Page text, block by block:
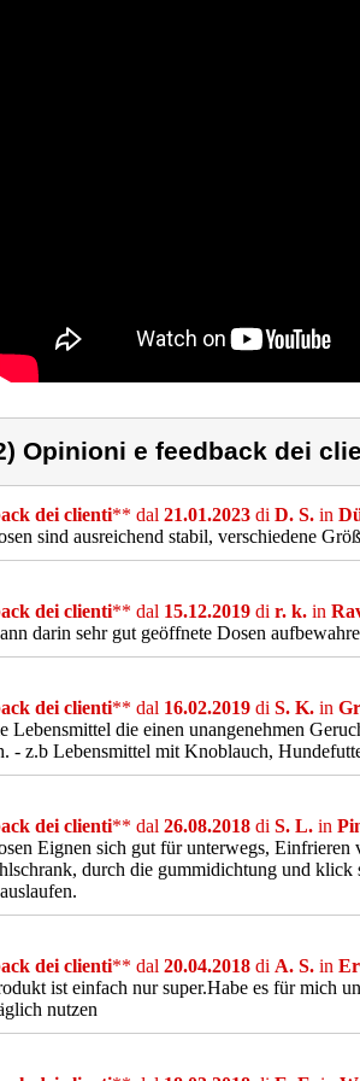
Opinioni e feedback dei
dei clienti** dal 21.01.2023 di D. S. in
sind ausreichend stabil, verschiedene
dei clienti** dal 15.12.2019 di r. k. in
darin sehr gut geöffnete Dosen
dei clienti** dal 16.02.2019 di S. K. in
Lebensmittel die einen unangenehmen
- z.b Lebensmittel mit Knoblauch,
dei clienti** dal 26.08.2018 di S. L. in
Eignen sich gut für unterwegs,
durch die gummidichtung und klick
dei clienti** dal 20.04.2018 di A. S. in
ist einfach nur super.Habe es für mich
nutzen